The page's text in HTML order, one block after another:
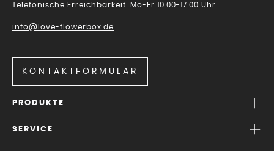
Telefonische Erreichbarkeit: Mo-Fr 10.00-17.00 Uhr
info@love-flowerbox.de
KONTAKTFORMULAR
PRODUKTE
SERVICE